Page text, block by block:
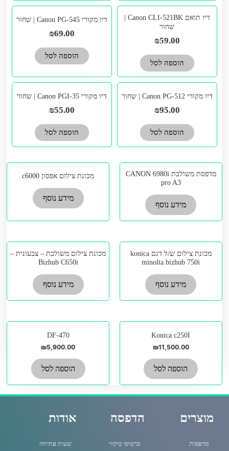
דיו תואם Canon CLI-521BK |
שחור
₪59.00
הוספה לסל
דיו מקורי Canon PG-545 | שחור
₪69.00
הוספה לסל
דיו מקורי Canon PG-512 | שחור
₪95.00
הוספה לסל
דיו מקורי Canon PGI-35 | שחור
₪55.00
הוספה לסל
מדפסת משולבת CANON 6980i
pro A3
מידע נוסף
מכונת צילום אפסון c6000
מידע נוסף
מכונת צילום ש/ל דגם konica
minolta bizhub 750i
מידע נוסף
מכונת צילום משולבת – צבעונית –
Bizhub C650i
מידע נוסף
Konica c250I
₪11,500.00
הוספה לסל
DF-470
₪5,900.00
הוספה לסל
מוצרים
מדפסות
הדפסה
כרטיסי ביקור
אודות
שעות פתיחה